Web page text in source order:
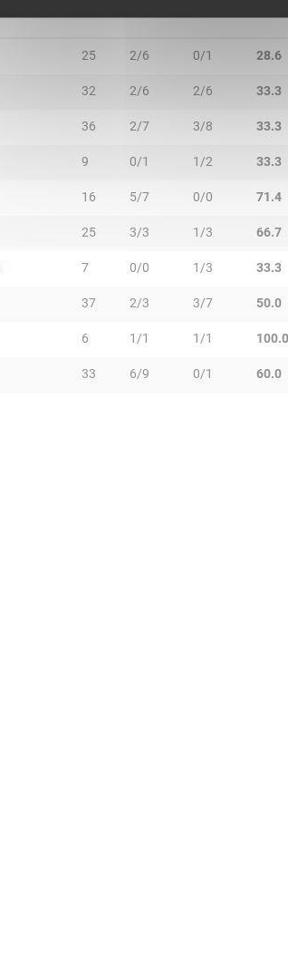
25 2/6 0/1 28.6
32 2/6 2/6 33.3
36 2/7 3/8 33.3
9 0/1 1/2 33.3
16 5/7 0/0 71.4
25 3/3 1/3 66.7
7 0/0 1/3 33.3
37 2/3 3/7 50.0
6 1/1 1/1 100.0
33 6/9 0/1 60.0